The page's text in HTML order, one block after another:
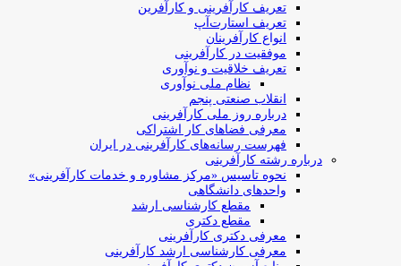
تعریف کارآفرینی و کارآفرین
تعریف استارت‌آپ
انواع کارآفرینان
موفقیت در کارآفرینی
تعریف خلاقیت و نوآوری
نظام ملی نوآوری
انقلاب صنعتی پنجم
درباره روز ملی کارآفرینی
معرفی فضاهای کار اشتراکی
فهرست رسانه‌های کارآفرینی در ایران
درباره رشته کارآفرینی
نحوه تاسیس «مرکز مشاوره و خدمات کارآفرینی»
واحدهای دانشگاهی
مقطع کارشناسی ارشد
مقطع دکتری
معرفی دکتری کارآفرینی
معرفی کارشناسی ارشد کارآفرینی